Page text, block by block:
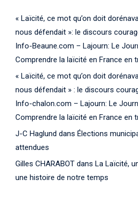
« Laïcité, ce mot qu’on doit
nous défendait »: le discours
Info-Beaune.com – Lajourn: Le
Comprendre la laïcité en France en
« Laïcité, ce mot qu’on doit
nous défendait » : le discours
Info-chalon.com – Lajourn: Le
Comprendre la laïcité en France en
J-C Haglund dans Élections
attendues
Gilles CHARABOT dans La Laïcité,
une histoire de notre temps